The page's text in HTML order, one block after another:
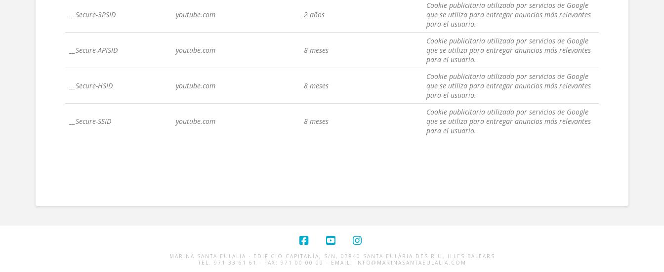
__Secure-3PSID youtube.com 2 años
Cookie publicitaria utilizada por servicios de Google
que se utiliza para entregar anuncios más relevantes
para el usuario.
__Secure-APISID youtube.com 8 meses
Cookie publicitaria utilizada por servicios de Google
que se utiliza para entregar anuncios más relevantes
para el usuario.
__Secure-HSID youtube.com 8 meses
Cookie publicitaria utilizada por servicios de Google
que se utiliza para entregar anuncios más relevantes
para el usuario.
__Secure-SSID youtube.com 8 meses
Cookie publicitaria utilizada por servicios de Google
que se utiliza para entregar anuncios más relevantes
para el usuario.
Facebook Instagram
MARINA SANTA EULALIA · EDIFICIO CAPITANÍA, S/N, 07840 SANTA EULÀRIA DES RIU, ILLES BALEARS
TEL. 971 33 61 61 · FAX: 971 00 00 00 · EMAIL: INFO@MARINASANTAEULALIA.COM